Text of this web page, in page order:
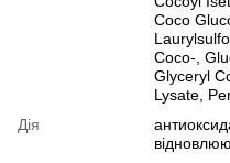
Coco
Coco-,
Glyceryl
Lysate,
Дія